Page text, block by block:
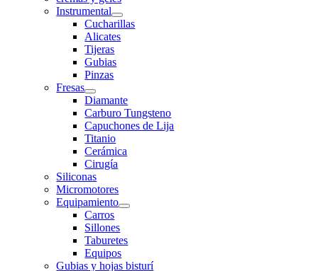
Instrumental
Cucharillas
Alicates
Tijeras
Gubias
Pinzas
Fresas
Diamante
Carburo Tungsteno
Capuchones de Lija
Titanio
Cerámica
Cirugía
Siliconas
Micromotores
Equipamiento
Carros
Sillones
Taburetes
Equipos
Gubias y hojas bisturí